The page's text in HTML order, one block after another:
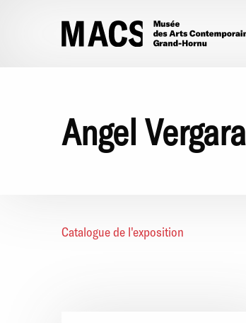
Angel Vergara
Catalogue de l'exposition